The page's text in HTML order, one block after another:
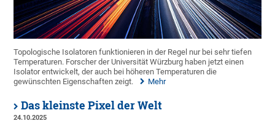
Topologische Isolatoren funktionieren in der Regel nur bei sehr tiefen
Temperaturen. Forscher der Universität Würzburg haben jetzt einen
Isolator entwickelt, der auch bei höheren Temperaturen die
gewünschten Eigenschaften zeigt.
Mehr
Das kleinste Pixel der Welt
24.10.2025